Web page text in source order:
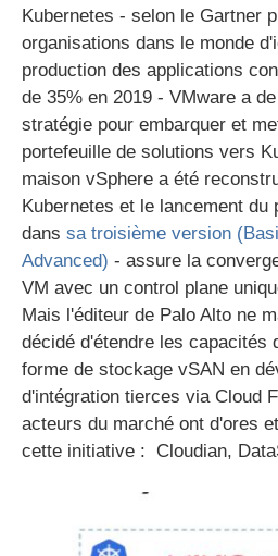
Kubernetes - selon le Gartner
organisations dans le monde
production des applications
de 35% en 2019 - VMware a
stratégie pour embarquer et
portefeuille de solutions vers
maison vSphere a été
Kubernetes et le lancement du
dans sa troisième version
Advanced) - assure la
VM avec un control plane
Mais l'éditeur de Palo Alto ne
décidé d'étendre les capacités
forme de stockage vSAN en
d'intégration tierces via Cloud
acteurs du marché ont d'ores
cette initiative : Cloudian,